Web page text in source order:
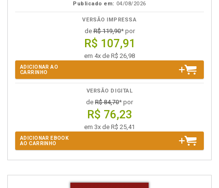
Publicado em: 04/08/2026
VERSÃO IMPRESSA
deR$ 119,90* por
R$ 107,91
em 4x de R$ 26,98
ADICIONAR AO
CARRINHO
VERSÃO DIGITAL
de R$ 84,70* por
R$ 76,23
em 3x de R$ 25,41
ADICIONAR EBOOK
AO CARRINHO